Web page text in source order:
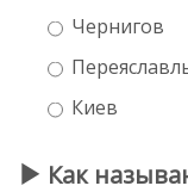
Чернигов
Киев
Как